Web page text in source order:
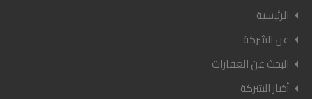
الرئيسية
عن الشركة
البحث عن العقارات
أخبار الشركة